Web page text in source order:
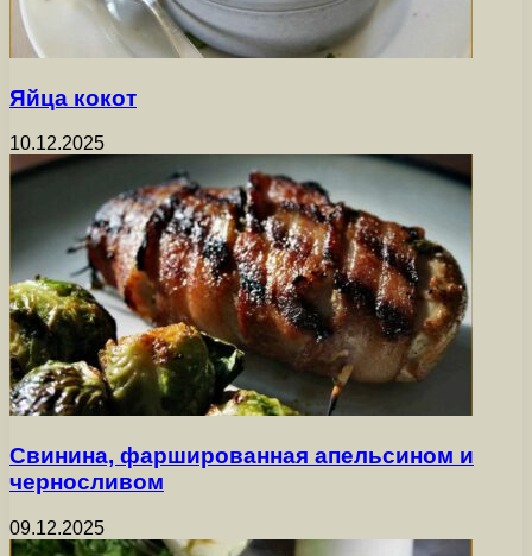
Яйца кокот
10.12.2025
Свинина, фаршированная апельсином и
черносливом
09.12.2025